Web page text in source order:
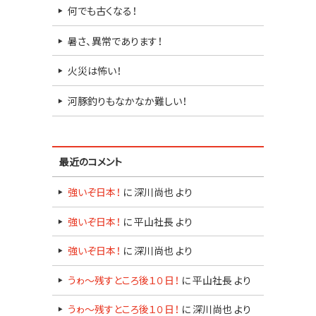
何でも古くなる！
暑さ、異常であります！
火災は怖い！
河豚釣りもなかなか難しい！
最近のコメント
強いぞ日本！ に 深川尚也 より
強いぞ日本！ に平山社長 より
強いぞ日本！ に 深川尚也 より
うゎ～残すところ後１０日！ に平山社長 より
うゎ～残すところ後１０日！ に 深川尚也 より